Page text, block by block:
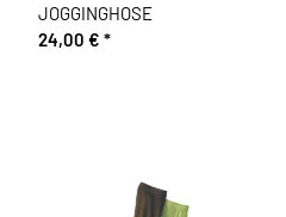
JOGGINGHOSE
24,00 € *